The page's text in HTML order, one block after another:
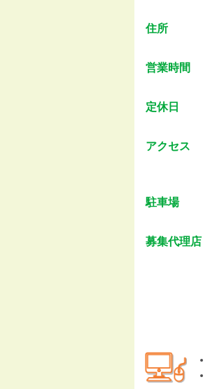
住所
営業時間
定休日
アクセス
駐車場
募集代理店